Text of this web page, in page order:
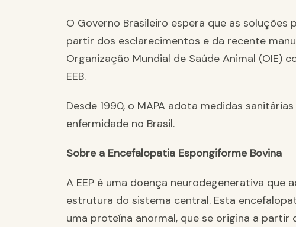
O Governo Brasileiro espera que as soluções
partir dos esclarecimentos e da recente
Organização Mundial de Saúde Animal (OIE)
EEB.
Desde 1990, o MAPA adota medidas
enfermidade no Brasil.
Sobre a Encefalopatia Espongiforme Bovina
A EEP é uma doença neurodegenerativa que
estrutura do sistema central. Esta
uma proteína anormal, que se origina a partir